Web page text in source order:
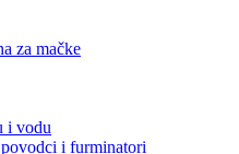
za mačke
i vodu
i furminatori